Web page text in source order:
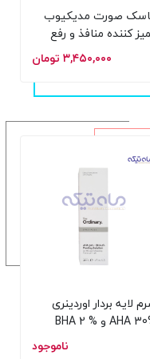
صورت مدیکیوب
کننده منافذ و رفع
جوش سر سیاه مدل Zero
Pore Blackhead Mud
۳,۴۵۰,۰۰۰ تومان
لایه بردار اوردینری
%30 AHA و % 2 BHA
ناموجود